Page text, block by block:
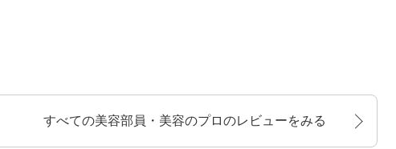
すべての美容部員・美容のプロのレビューをみる